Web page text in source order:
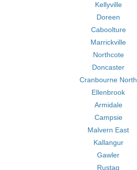
Kellyville
Doreen
Caboolture
Marrickville
Northcote
Doncaster
Cranbourne North
Ellenbrook
Armidale
Campsie
Malvern East
Kallangur
Gawler
Rustaq